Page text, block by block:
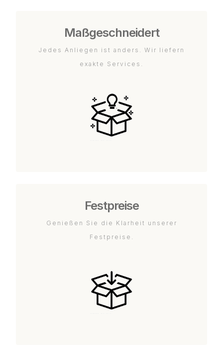
Maßgeschneidert
Jedes Anliegen ist anders. Wir liefern
exakte Services.
Festpreise
Genießen Sie die Klarheit unserer
Festpreise.